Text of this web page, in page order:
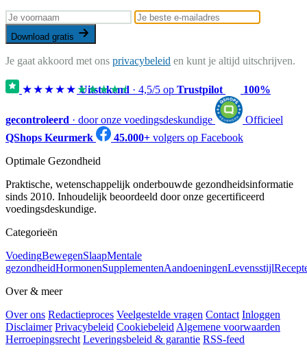
Download gratis
Je gaat akkoord met ons privacybeleid en kunt je altijd uitschrijven.
★★★★★★★★★★
Uitstekend · 4,5/5 op Trustpilot 100%
gecontroleerd · door onze voedingsdeskundige
Officieel
QShops Keurmerk
45.000+ volgers op Facebook
Optimale Gezondheid
Praktische, wetenschappelijk onderbouwde gezondheidsinformatie
sinds 2010. Inhoudelijk beoordeeld door onze gecertificeerd
voedingsdeskundige.
Categorieën
VoedingBewegenSlaapMentale
gezondheidHormonenSupplementenAandoeningenLevensstijl
Over & meer
Over ons Redactieproces Veelgestelde vragen Contact Inloggen
Disclaimer Privacybeleid Cookiebeleid Algemene voorwaarden
Herroepingsrecht Leveringsbeleid & garantie RSS-feed